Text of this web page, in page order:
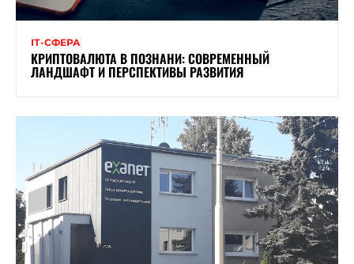
ІТ-СФЕРА
КРИПТОВАЛЮТА В ПОЗНАНИ: СОВРЕМЕННЫЙ
ЛАНДШАФТ И ПЕРСПЕКТИВЫ РАЗВИТИЯ